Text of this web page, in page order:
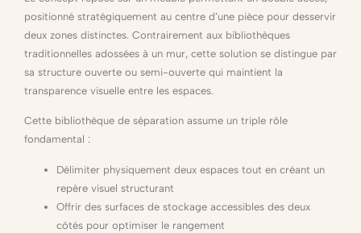
positionné stratégiquement au centre d’une pièce pour desservir
deux zones distinctes. Contrairement aux bibliothèques
traditionnelles adossées à un mur, cette solution se distingue par
sa structure ouverte ou semi-ouverte qui maintient la
transparence visuelle entre les espaces.
Cette bibliothèque de séparation assume un triple rôle
fondamental :
Délimiter physiquement deux espaces tout en créant un
repère visuel structurant
Offrir des surfaces de stockage accessibles des deux
côtés pour optimiser le rangement